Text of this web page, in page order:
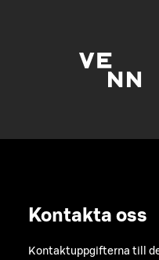
Kontakta oss
Kontaktuppgifterna till